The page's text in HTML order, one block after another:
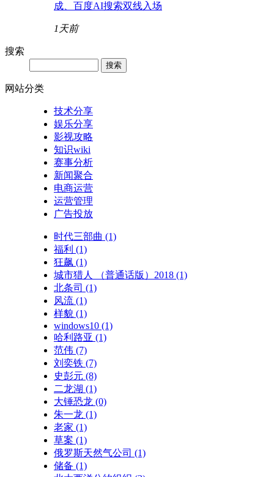
成、百度AI搜索双线入场
1天前
搜索
网站分类
技术分享
娱乐分享
影视攻略
知识wiki
赛事分析
新闻聚合
电商运营
运营管理
广告投放
时代三部曲 (1)
福利 (1)
狂飙 (1)
城市猎人 （普通话版）2018 (1)
北条司 (1)
风流 (1)
样貌 (1)
windows10 (1)
哈利路亚 (1)
范伟 (7)
刘奕铁 (7)
史彭元 (8)
二龙湖 (1)
大锤恐龙 (0)
朱一龙 (1)
老家 (1)
草案 (1)
俄罗斯天然气公司 (1)
储备 (1)